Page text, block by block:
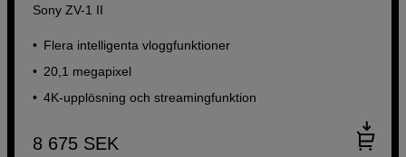
Sony ZV-1 II
Flera intelligenta vloggfunktioner
20,1 megapixel
4K-upplösning och streamingfunktion
8 675 SEK